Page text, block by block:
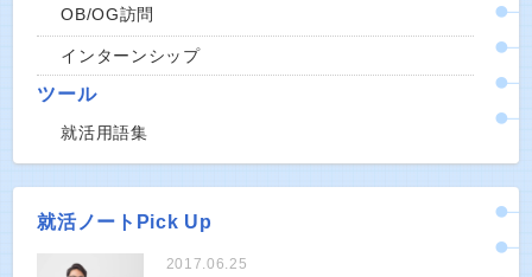
OB/OG訪問
インターンシップ
ツール
就活用語集
就活ノートPick Up
2017.06.25